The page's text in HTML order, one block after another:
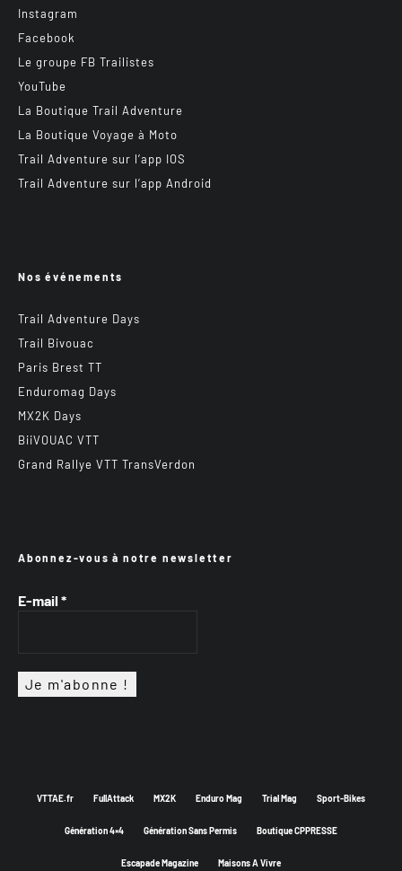
Instagram
Facebook
Le groupe FB Trailistes
YouTube
La Boutique Trail Adventure
La Boutique Voyage à Moto
Trail Adventure sur l’app IOS
Trail Adventure sur l’app Android
Nos événements
Trail Adventure Days
Trail Bivouac
Paris Brest TT
Enduromag Days
MX2K Days
BiiVOUAC VTT
Grand Rallye VTT TransVerdon
Abonnez-vous à notre newsletter
E-mail *
VTTAE.fr FullAttack MX2K Enduro Mag Trial Mag Sport-Bikes
Génération 4×4 Génération Sans Permis Boutique CPPRESSE
Escapade Magazine Maisons A Vivre